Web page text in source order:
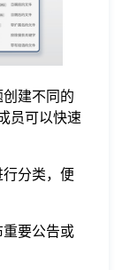
建不同的
员可以快速
分类，便
要公告或